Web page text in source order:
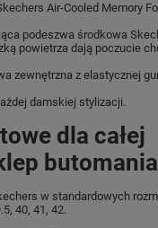
Air-Cooled Memory
podeszwa środkowa
powietrza dają poczucie
zewnętrzna z elastycznej
damskiej stylizacji.
dla całej
w standardowych
40, 41, 42.